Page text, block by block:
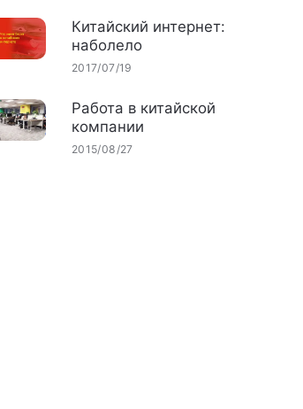
Китайский интернет:
наболело
2017/07/19
Работа в китайской
компании
2015/08/27